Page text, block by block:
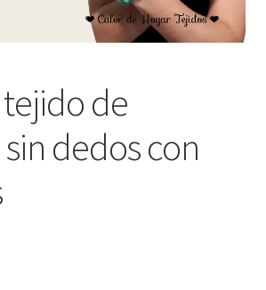
de
dedos con